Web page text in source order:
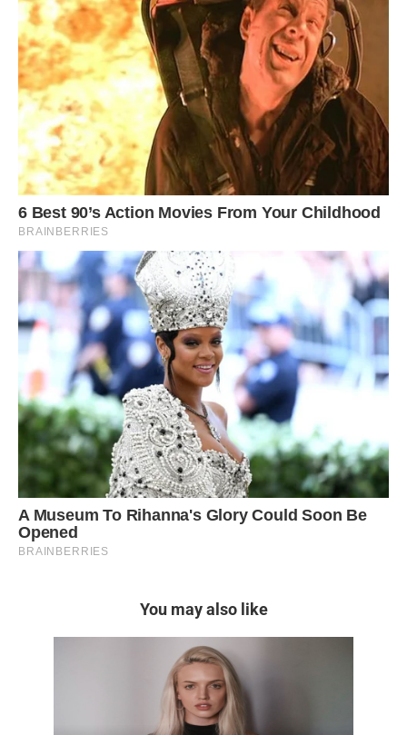
You may also like